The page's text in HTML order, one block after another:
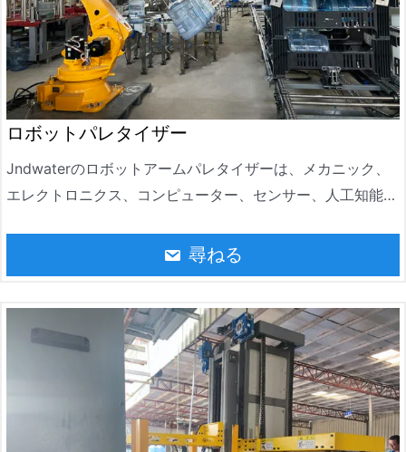
ロボットパレタイザー
Jndwaterのロボットアームパレタイザーは、メカニック、
エレクトロニクス、コンピューター、センサー、人工知能な
および飲料、建築材料、電子機器、化学薬品で広く使用され
ています。
尋ねる